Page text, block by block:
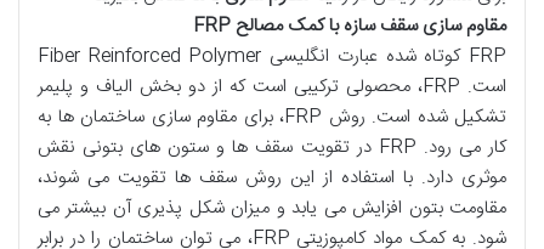
مقاوم سازی سقف سازه با کمک مصالح
FRP کوتاه شده عبارت انگلیسی Fiber Reinforced Polymer
است. FRP، محصولی ترکیبی است که از دو بخش الیاف و پلیمر
تشکیل شده است. روش FRP، برای مقاوم سازی ساختمان ها به
کار می رود. FRP در تقویت سقف ها و ستون های بتونی نقش
موثری دارد. با استفاده از این روش سقف ها تقویت می شوند،
مقاومت بتون افزایش می یابد و میزان شکل پذیری آن بیشتر می
شود. به کمک مواد کامپوزیتی FRP، می توان ساختمان را در برابر